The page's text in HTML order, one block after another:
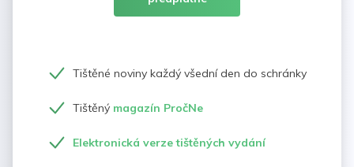
Tištěné noviny každý všední den do schránky
Tištěný magazín PročNe
Elektronická verze tištěných vydání